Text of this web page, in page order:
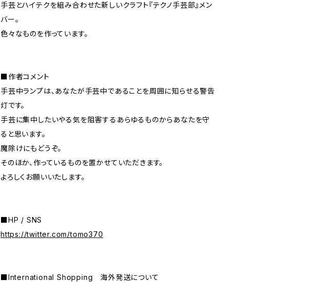
手芸とハイテクを組み合わせた新しいクラフト『テクノ手芸部』メン
バー。
色々なものを作っています。
■作者コメント
手芸中ランプは、あなたが手芸中であることを周囲に知らせる警告
灯です。
手芸に集中したいやる気を阻害するあらゆるものからあなたを守
ると思います。
魔除けにもどうぞ。
そのほか、作っているものを置かせていただきます。
よろしくお願いいたします。
■HP / SNS
https://twitter.com/tomo370
■International Shopping 海外発送について